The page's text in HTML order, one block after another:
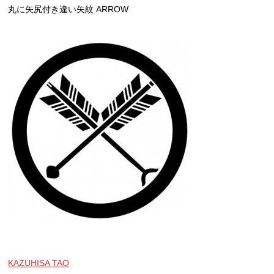
丸に矢尻付き違い矢紋 ARROW
KAZUHISA TAO